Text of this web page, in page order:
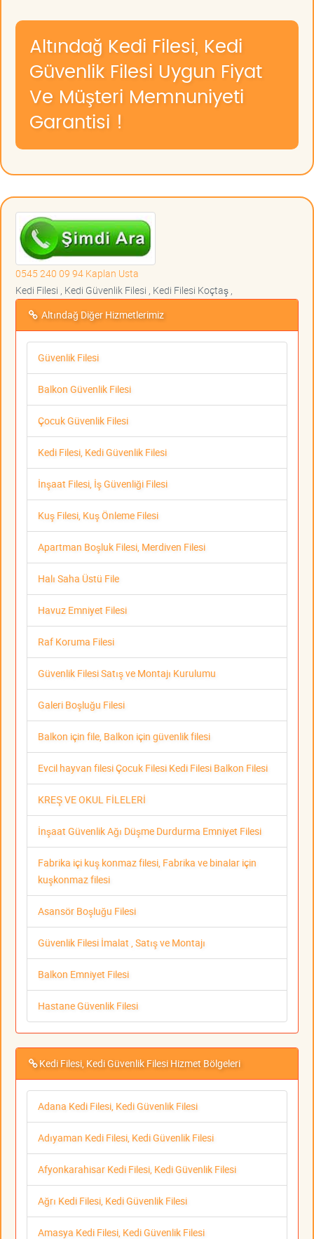
Altındağ Kedi Filesi, Kedi
Güvenlik Filesi Uygun Fiyat
Ve Müşteri Memnuniyeti
Garantisi !
0545 240 09 94 Kaplan Usta
Kedi Filesi , Kedi Güvenlik Filesi , Kedi Filesi Koçtaş ,
Altındağ Diğer Hizmetlerimiz
Güvenlik Filesi
Balkon Güvenlik Filesi
Çocuk Güvenlik Filesi
Kedi Filesi, Kedi Güvenlik Filesi
İnşaat Filesi, İş Güvenliği Filesi
Kuş Filesi, Kuş Önleme Filesi
Apartman Boşluk Filesi, Merdiven Filesi
Halı Saha Üstü File
Havuz Emniyet Filesi
Raf Koruma Filesi
Güvenlik Filesi Satış ve Montajı Kurulumu
Galeri Boşluğu Filesi
Balkon için file, Balkon için güvenlik filesi
Evcil hayvan filesi Çocuk Filesi Kedi Filesi Balkon Filesi
KREŞ VE OKUL FİLELERİ
İnşaat Güvenlik Ağı Düşme Durdurma Emniyet Filesi
Fabrika içi kuş konmaz filesi, Fabrika ve binalar için
kuşkonmaz filesi
Asansör Boşluğu Filesi
Güvenlik Filesi İmalat , Satış ve Montajı
Balkon Emniyet Filesi
Hastane Güvenlik Filesi
Kedi Filesi, Kedi Güvenlik Filesi Hizmet Bölgeleri
Adana Kedi Filesi, Kedi Güvenlik Filesi
Adıyaman Kedi Filesi, Kedi Güvenlik Filesi
Afyonkarahisar Kedi Filesi, Kedi Güvenlik Filesi
Ağrı Kedi Filesi, Kedi Güvenlik Filesi
Amasya Kedi Filesi, Kedi Güvenlik Filesi